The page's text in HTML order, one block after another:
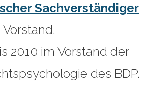
Sachverständiger
2010 im Vorstand der
des BDP.